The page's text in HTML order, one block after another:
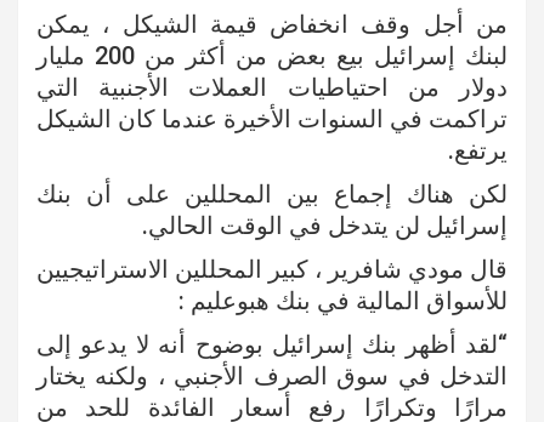
من أجل وقف انخفاض قيمة الشيكل ، يمكن
لبنك إسرائيل بيع بعض من أكثر من 200 مليار
دولار من احتياطيات العملات الأجنبية التي
تراكمت في السنوات الأخيرة عندما كان الشيكل
يرتفع.
لكن هناك إجماع بين المحللين على أن بنك
إسرائيل لن يتدخل في الوقت الحالي.
قال مودي شافرير ، كبير المحللين الاستراتيجيين
للأسواق المالية في بنك هبوعليم :
“لقد أظهر بنك إسرائيل بوضوح أنه لا يدعو إلى
التدخل في سوق الصرف الأجنبي ، ولكنه يختار
مرارًا وتكرارًا رفع أسعار الفائدة للحد من